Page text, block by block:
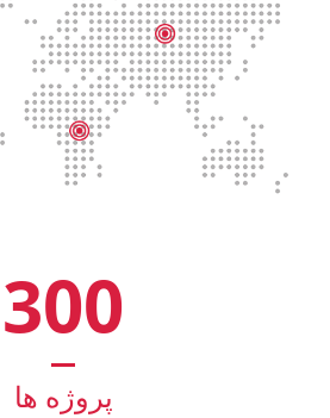
300
پروژه ها